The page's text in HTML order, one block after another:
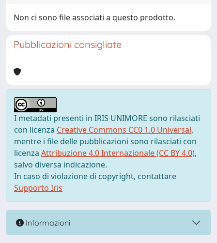
Non ci sono file associati a questo prodotto.
Pubblicazioni consigliate
I metadati presenti in IRIS UNIMORE sono rilasciati
con licenza Creative Commons CC0 1.0 Universal,
mentre i file delle pubblicazioni sono rilasciati con
licenza Attribuzione 4.0 Internazionale (CC BY 4.0),
salvo diversa indicazione.
In caso di violazione di copyright, contattare
Supporto Iris
Informazioni